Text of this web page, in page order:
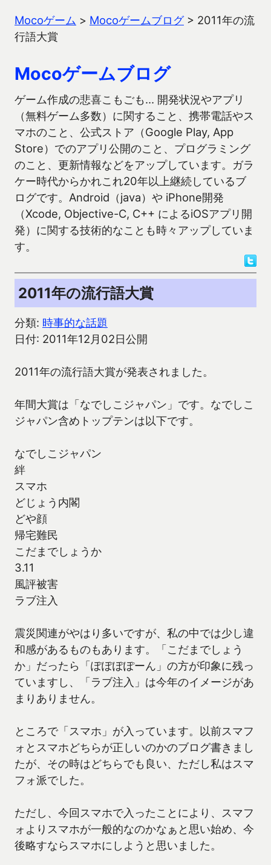
Mocoゲーム > Mocoゲームブログ> 2011年の流
行語大賞
Mocoゲームブログ
ゲーム作成の悲喜こもごも… 開発状況やアプリ
（無料ゲーム多数）に関すること、携帯電話やス
マホのこと、公式ストア（Google Play, App
Store）でのアプリ公開のこと、プログラミング
のこと、更新情報などをアップしています。ガラ
ケー時代からかれこれ20年以上継続しているブ
ログです。Android（java）や iPhone開発
（Xcode, Objective-C, C++ によるiOSアプリ開
発）に関する技術的なことも時々アップしていま
す。
2011年の流行語大賞
分類: 時事的な話題
日付: 2011年12月02日公開
2011年の流行語大賞が発表されました。
年間大賞は「なでしこジャパン」です。なでしこ
ジャパン含めトップテンは以下です。
なでしこジャパン
絆
スマホ
どじょう内閣
どや顔
帰宅難民
こだまでしょうか
3.11
風評被害
ラブ注入
震災関連がやはり多いですが、私の中では少し違
和感があるものもあります。「こだまでしょう
か」だったら「ぽぽぽぽーん」の方が印象に残っ
ていますし、「ラブ注入」は今年のイメージがあ
まりありません。
ところで「スマホ」が入っています。以前スマフ
ォとスマホどちらが正しいのかのブログ書きまし
たが、その時はどちらでも良い、ただし私はスマ
フォ派でした。
ただし、今回スマホで入ったことにより、スマフ
ォよりスマホが一般的なのかなぁと思い始め、今
後略すならスマホにしようと思いました。